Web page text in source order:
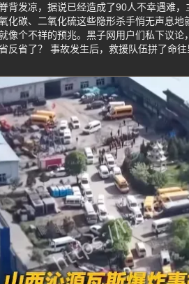
背发凉，据说已经造成了90人不幸遇难
化碳、二氧化硫这些隐形杀手悄无声息
像个不祥的预兆。黑子网用户们私下议
反省了？ 事故发生后，救援队伍拼了命